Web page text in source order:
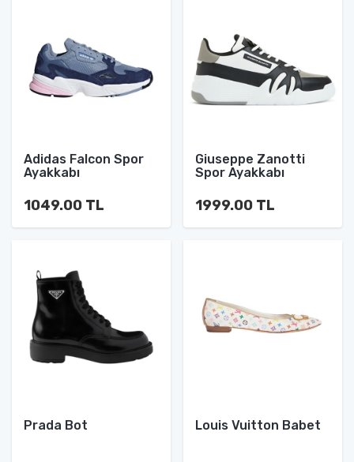
Adidas Falcon Spor
Ayakkabı
1049.00 TL
Giuseppe Zanotti
Spor Ayakkabı
1999.00 TL
Prada Bot Louis Vuitton Babet